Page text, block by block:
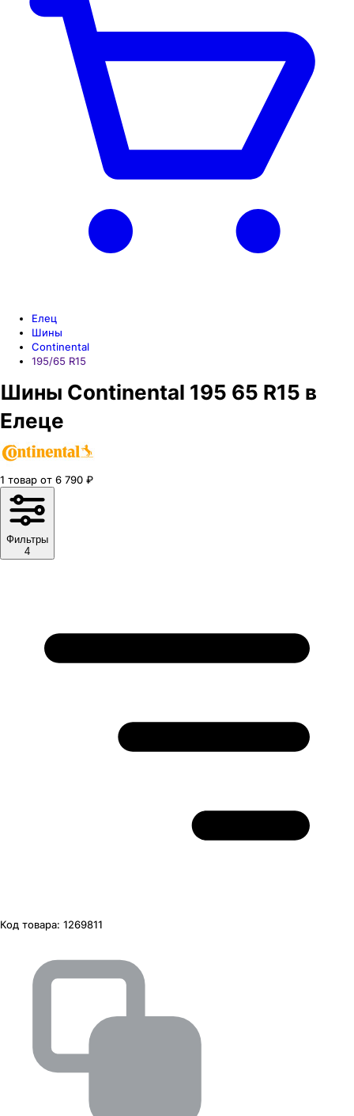
Елец
Шины
Continental
195/65 R15
Шины Continental 195 65 R15 в
Елеце
1 товар от 6 790 ₽
Фильтры
4
Код товара: 1269811